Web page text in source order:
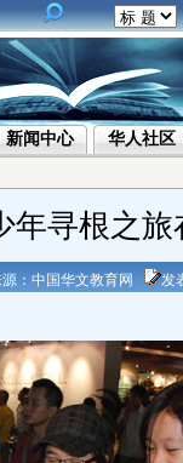
新闻中心 华人社区
年寻根之
源：中国华文教育网 发